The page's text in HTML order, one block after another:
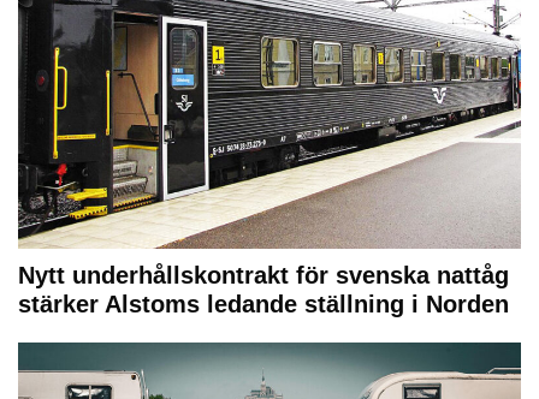
Nytt underhållskontrakt för svenska nattåg
stärker Alstoms ledande ställning i Norden